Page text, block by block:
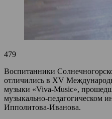
479
Воспитанники
отличились в XV
музыки «Viva-Music»,
музыкально-педагогическом
Ипполитова-Иванова.